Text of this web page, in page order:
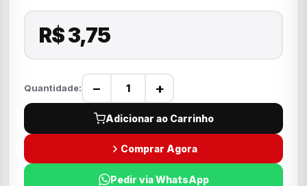
R$ 3,75
Quantidade: − +
Adicionar ao Carrinho
Comprar Agora
Pedir via WhatsApp